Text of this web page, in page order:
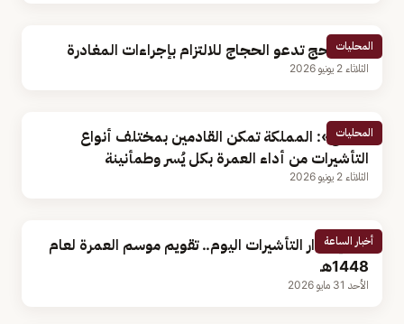
المحليات
وزارة الحج تدعو الحجاج للالتزام بإجراءات المغادرة
الثلاثاء 2 يونيو 2026
المحليات
«الحج»: المملكة تمكن القادمين بمختلف أنواع
التأشيرات من أداء العمرة بكل يُسر وطمأنينة
الثلاثاء 2 يونيو 2026
أخبار الساعة
بدء إصدار التأشيرات اليوم.. تقويم موسم العمرة لعام
1448هـ
الأحد 31 مايو 2026